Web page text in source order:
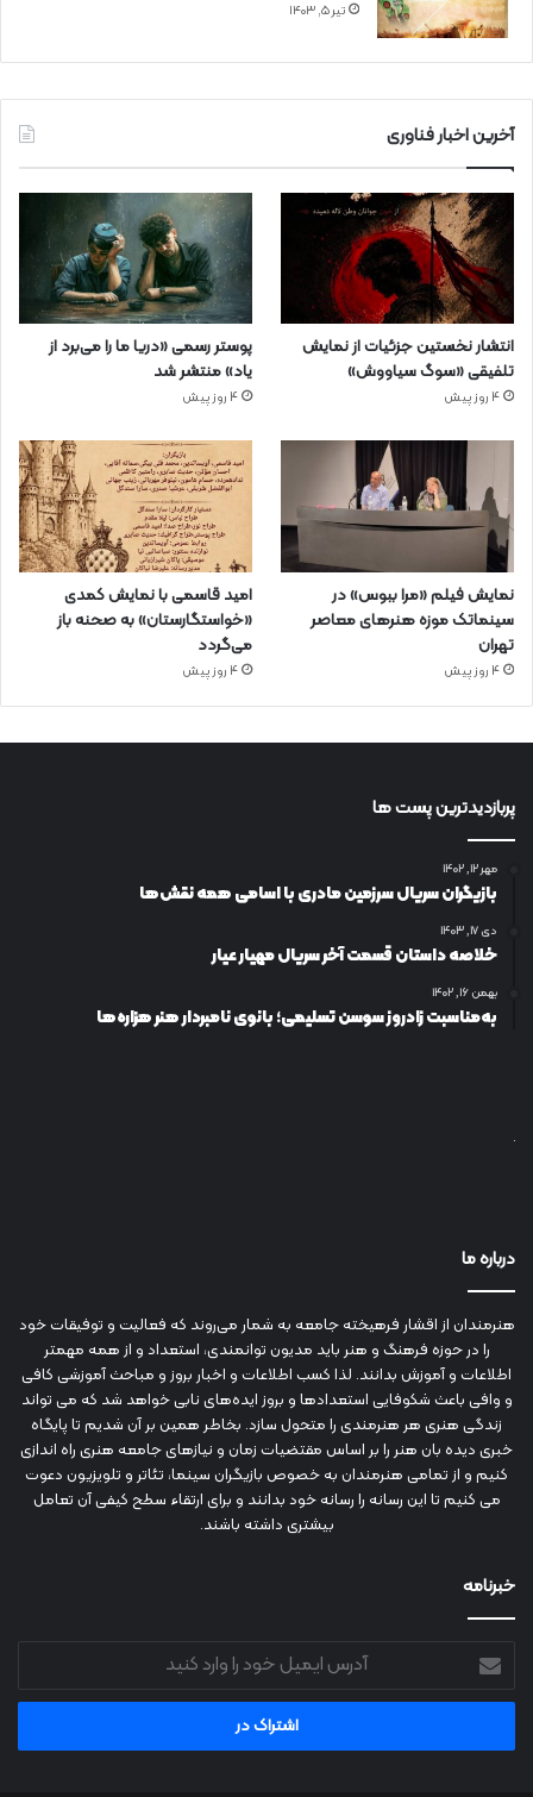
تیر ۵, ۱۴۰۳
آخرین اخبار فناوری
انتشار نخستین جزئیات از نمایش
تلفیقی «سوگ سیاووش»
4 روز پیش
پوستر رسمی «دریا ما را می‌برد از
یاد» منتشر شد
4 روز پیش
نمایش فیلم «مرا ببوس» در
سینماتک موزه هنرهای معاصر
تهران
4 روز پیش
امید قاسمی با نمایش کمدی
«خواستگارستان» به صحنه باز
می‌گردد
4 روز پیش
پربازدیدترین پست ها
مهر ۱۲, ۱۴۰۲
بازیگران سریال سرزمین مادری با اسامی همه نقش‌ها
دی ۱۷, ۱۴۰۳
خلاصه داستان قسمت آخر سریال مهیار عیار
بهمن ۱۶, ۱۴۰۲
به‌مناسبت زادروز سوسن تسلیمی؛ بانوی نامبردار هنر هزاره‌ها
درباره ما
هنرمندان از اقشار فرهیخته جامعه به شمار می‌روند که فعالیت و توفیقات خود
را در حوزه فرهنگ و هنر باید مدیون توانمندی، استعداد و از همه مهمتر
اطلاعات و آموزش بدانند. لذا کسب اطلاعات و اخبار بروز و مباحث آموزشی کافی
و وافی باعث شکوفایی استعدادها و بروز ایده‌های نابی خواهد شد که می تواند
زندگی هنری هر هنرمندی را متحول سازد. بخاطر همین بر آن شدیم تا پایگاه
خبری دیده بان هنر را بر اساس مقتضیات زمان و نیازهای جامعه هنری راه اندازی
کنیم و از تمامی هنرمندان به خصوص بازیگران سینما، تئاتر و تلویزیون دعوت
می کنیم تا این رسانه را رسانه خود بدانند و برای ارتقاء سطح کیفی آن تعامل
بیشتری داشته باشند.
خبرنامه
ایمیل
خود
وارد